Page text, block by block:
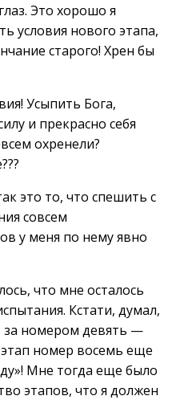
Это хорошо я
условия нового этапа,
старого! Хрен бы
Усыпить Бога,
и прекрасно себя
охренели?
это то, что спешить с
совсем
у меня по нему явно
что мне осталось
Кстати, думал,
за номером девять —
номер восемь еще
Мне тогда еще было
этапов, что я должен